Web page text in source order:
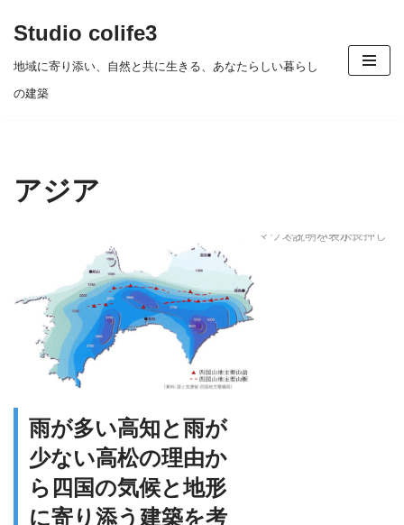
へ
プ
Studio colife3
地域に寄り添い、自然と共に生きる、あなたらしい暮らし
の建築
アジア
雨が多い高知と雨が
少ない高松の理由か
ら四国の気候と地形
に寄り添う建築を考
マウスオーバーか長押しで説明を表示。